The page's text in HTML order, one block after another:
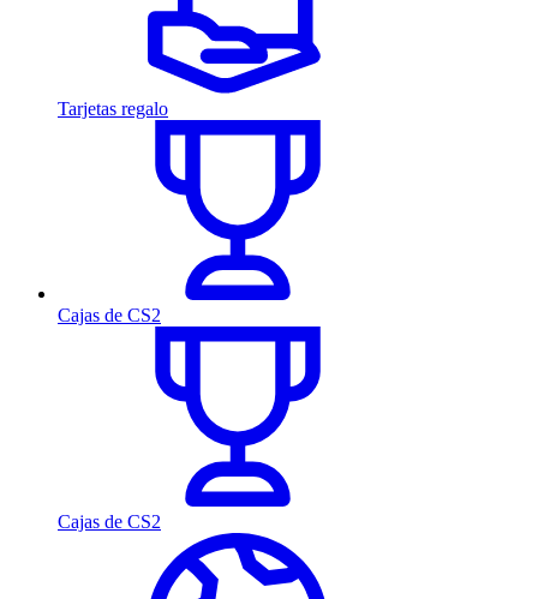
Tarjetas regalo
Cajas de CS2
Cajas de CS2